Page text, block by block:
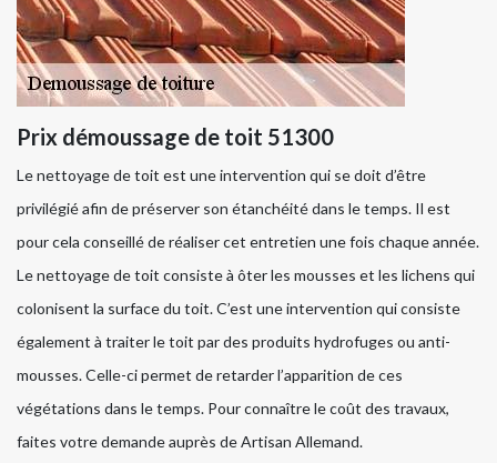
Prix démoussage de toit 51300
Le nettoyage de toit est une intervention qui se doit d’être
privilégié afin de préserver son étanchéité dans le temps. Il est
pour cela conseillé de réaliser cet entretien une fois chaque année.
Le nettoyage de toit consiste à ôter les mousses et les lichens qui
colonisent la surface du toit. C’est une intervention qui consiste
également à traiter le toit par des produits hydrofuges ou anti-
mousses. Celle-ci permet de retarder l’apparition de ces
végétations dans le temps. Pour connaître le coût des travaux,
faites votre demande auprès de Artisan Allemand.